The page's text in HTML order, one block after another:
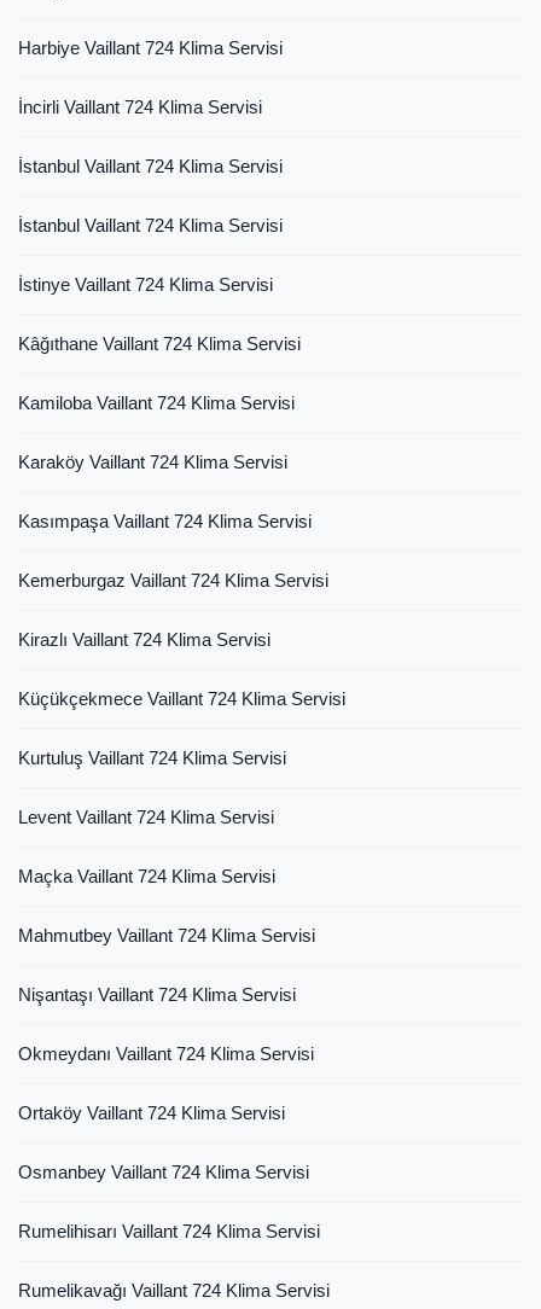
Harbiye Vaillant 724 Klima Servisi
İncirli Vaillant 724 Klima Servisi
İstanbul Vaillant 724 Klima Servisi
İstanbul Vaillant 724 Klima Servisi
İstinye Vaillant 724 Klima Servisi
Kâğıthane Vaillant 724 Klima Servisi
Kamiloba Vaillant 724 Klima Servisi
Karaköy Vaillant 724 Klima Servisi
Kasımpaşa Vaillant 724 Klima Servisi
Kemerburgaz Vaillant 724 Klima Servisi
Kirazlı Vaillant 724 Klima Servisi
Küçükçekmece Vaillant 724 Klima Servisi
Kurtuluş Vaillant 724 Klima Servisi
Levent Vaillant 724 Klima Servisi
Maçka Vaillant 724 Klima Servisi
Mahmutbey Vaillant 724 Klima Servisi
Nişantaşı Vaillant 724 Klima Servisi
Okmeydanı Vaillant 724 Klima Servisi
Ortaköy Vaillant 724 Klima Servisi
Osmanbey Vaillant 724 Klima Servisi
Rumelihisarı Vaillant 724 Klima Servisi
Rumelikavağı Vaillant 724 Klima Servisi